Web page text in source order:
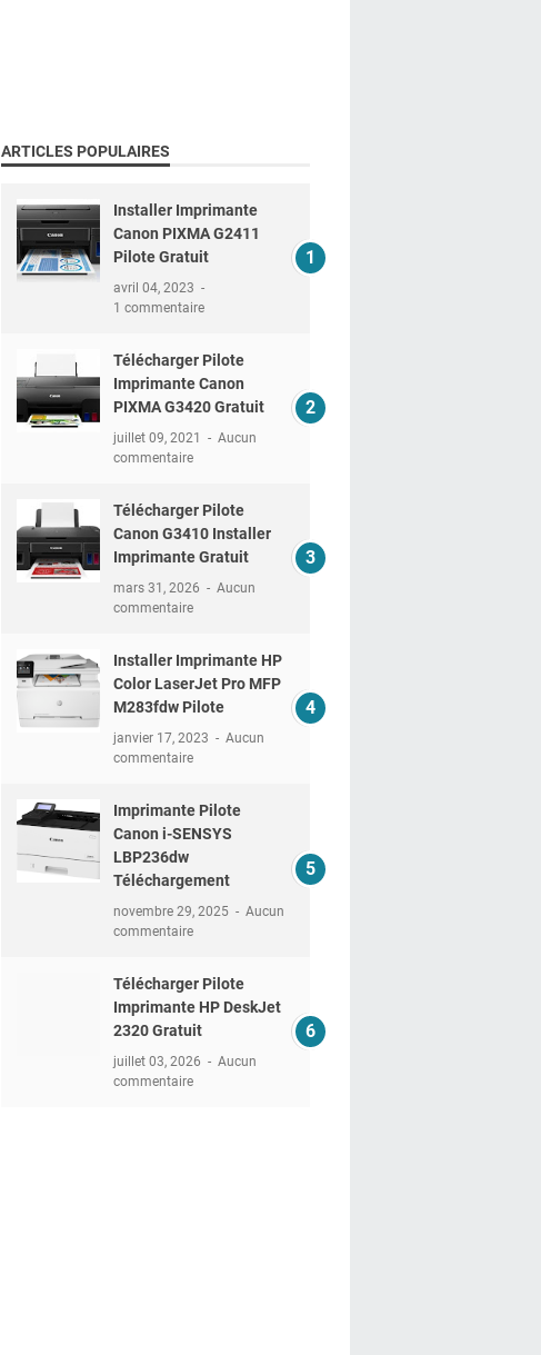
ARTICLES POPULAIRES
Installer Imprimante
Canon PIXMA G2411
Pilote Gratuit
avril 04, 2023
1 commentaire
Télécharger Pilote
Imprimante Canon
PIXMA G3420 Gratuit
juillet 09, 2021
Aucun
commentaire
Télécharger Pilote
Canon G3410 Installer
Imprimante Gratuit
mars 31, 2026
Aucun
commentaire
Installer Imprimante HP
Color LaserJet Pro MFP
M283fdw Pilote
janvier 17, 2023
Aucun
commentaire
Imprimante Pilote
Canon i-SENSYS
LBP236dw
Téléchargement
novembre 29, 2025
Aucun
commentaire
Télécharger Pilote
Imprimante HP DeskJet
2320 Gratuit
juillet 03, 2026
Aucun
commentaire